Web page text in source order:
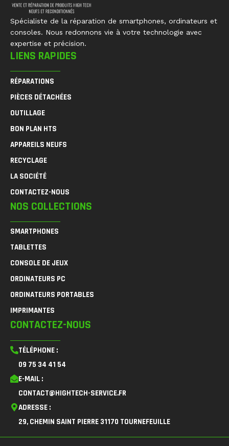
Spécialiste de la réparation de smartphones, ordinateurs et
consoles. Nous redonnons vie à votre technologie avec
expertise et précision.
LIENS RAPIDES
RÉPARATIONS
PIÈCES DÉTACHÉES
OUTILLAGE
BON PLAN HTS
APPAREILS NEUFS
RECYCLAGE
LA SOCIÉTÉ
CONTACTEZ-NOUS
NOS COLLECTIONS
SMARTPHONES
TABLETTES
CONSOLE DE JEUX
ORDINATEURS PC
ORDINATEURS PORTABLES
IMPRIMANTES
CONTACTEZ-NOUS
TÉLÉPHONE :
09 75 34 41 54
E-MAIL :
CONTACT@HIGHTECH-SERVICE.FR
ADRESSE :
29, CHEMIN SAINT PIERRE 31170 TOURNEFEUILLE